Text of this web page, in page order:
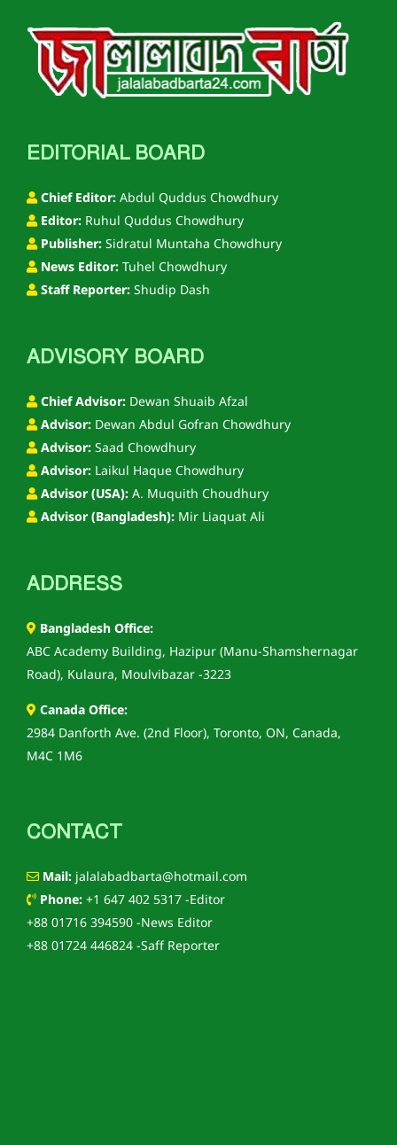
EDITORIAL BOARD
Chief Editor: Abdul Quddus Chowdhury
Editor: Ruhul Quddus Chowdhury
Publisher: Sidratul Muntaha Chowdhury
News Editor: Tuhel Chowdhury
Staff Reporter: Shudip Dash
ADVISORY BOARD
Chief Advisor: Dewan Shuaib Afzal
Advisor: Dewan Abdul Gofran Chowdhury
Advisor: Saad Chowdhury
Advisor: Laikul Haque Chowdhury
Advisor (USA): A. Muquith Choudhury
Advisor (Bangladesh): Mir Liaquat Ali
ADDRESS
Bangladesh Office:
ABC Academy Building, Hazipur (Manu-Shamshernagar
Road), Kulaura, Moulvibazar -3223
Canada Office:
2984 Danforth Ave. (2nd Floor), Toronto, ON, Canada,
M4C 1M6
CONTACT
Mail: jalalabadbarta@hotmail.com
Phone: +1 647 402 5317 -Editor
+88 01716 394590 -News Editor
+88 01724 446824 -Saff Reporter